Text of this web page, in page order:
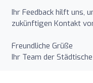
Ihr Feedback hilft uns,
zukünftigen Kontakt
Freundliche Grüße
Ihr Team der